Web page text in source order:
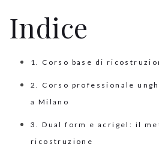
Indice
1. Corso base di
2. Corso professionale
a Milano
3. Dual form e acrigel: il
ricostruzione